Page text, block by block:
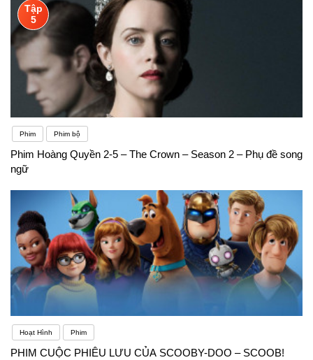
Tập
5
Phim Phim bộ
Phim Hoàng Quyền 2-5 – The Crown – Season 2 – Phụ đề song
ngữ
Hoạt Hình Phim
PHIM CUỘC PHIÊU LƯU CỦA SCOOBY-DOO – SCOOB!